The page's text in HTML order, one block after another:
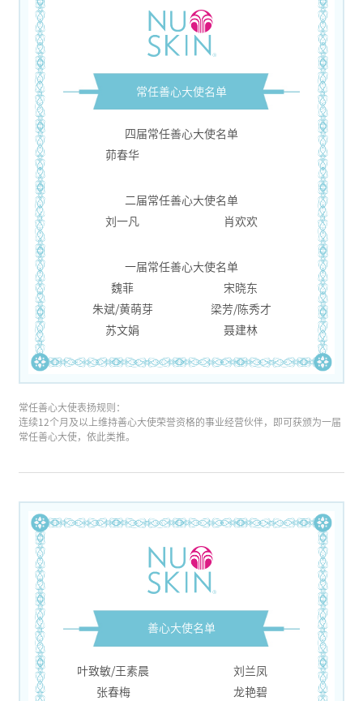
常任善心大使名单
四届常任善心大使名单
茆春华
二届常任善心大使名单
刘一凡
肖欢欢
一届常任善心大使名单
魏菲
宋晓东
朱斌/黄萌芽
梁芳/陈秀才
苏文娟
聂建林
常任善心大使表扬规则：
连续12个月及以上维持善心大使荣誉资格的事业经营伙伴，即可获颁为一届
常任善心大使，依此类推。
善心大使名单
叶致敏/王素晨
刘兰凤
张春梅
龙艳碧